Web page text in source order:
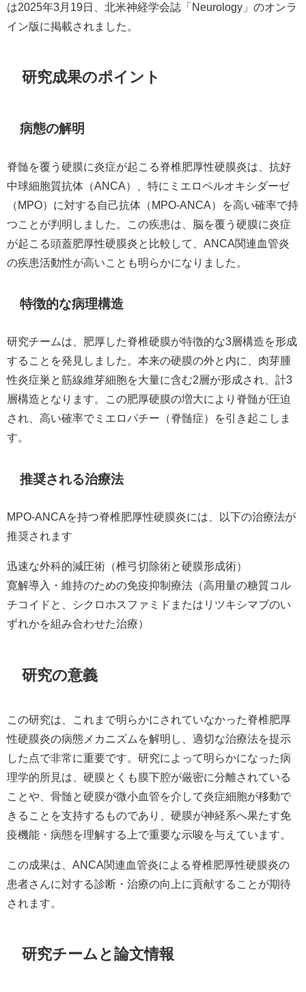
は2025年3月19日、北米神経学会誌「Neurology」のオンラ
イン版に掲載されました。
研究成果のポイント
病態の解明
脊髄を覆う硬膜に炎症が起こる脊椎肥厚性硬膜炎は、抗好
中球細胞質抗体（ANCA）、特にミエロペルオキシダーゼ
（MPO）に対する自己抗体（MPO-ANCA）を高い確率で持
つことが判明しました。この疾患は、脳を覆う硬膜に炎症
が起こる頭蓋肥厚性硬膜炎と比較して、ANCA関連血管炎
の疾患活動性が高いことも明らかになりました。
特徴的な病理構造
研究チームは、肥厚した脊椎硬膜が特徴的な3層構造を形成
することを発見しました。本来の硬膜の外と内に、肉芽腫
性炎症巣と筋線維芽細胞を大量に含む2層が形成され、計3
層構造となります。この肥厚硬膜の増大により脊髄が圧迫
され、高い確率でミエロパチー（脊髄症）を引き起こしま
す。
推奨される治療法
MPO-ANCAを持つ脊椎肥厚性硬膜炎には、以下の治療法が
推奨されます
迅速な外科的減圧術（椎弓切除術と硬膜形成術）
寛解導入・維持のための免疫抑制療法（高用量の糖質コル
チコイドと、シクロホスファミドまたはリツキシマブのい
ずれかを組み合わせた治療）
研究の意義
この研究は、これまで明らかにされていなかった脊椎肥厚
性硬膜炎の病態メカニズムを解明し、適切な治療法を提示
した点で非常に重要です。研究によって明らかになった病
理学的所見は、硬膜とくも膜下腔が厳密に分離されている
ことや、骨髄と硬膜が微小血管を介して炎症細胞が移動で
きることを支持するものであり、硬膜が神経系へ果たす免
疫機能・病態を理解する上で重要な示唆を与えています。
この成果は、ANCA関連血管炎による脊椎肥厚性硬膜炎の
患者さんに対する診断・治療の向上に貢献することが期待
されます。
研究チームと論文情報